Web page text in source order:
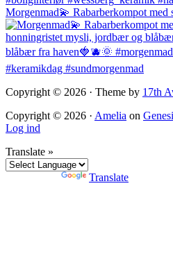
Morgenmad💫 Rabarberkompot med
Copyright © 2026 · Theme by 17th
Copyright © 2026 · Amelia on
Log ind
Translate »
Translate